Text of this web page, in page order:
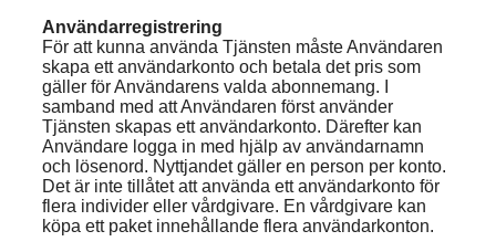
Användarregistrering
För att kunna använda Tjänsten måste Användaren
skapa ett användarkonto och betala det pris som
gäller för Användarens valda abonnemang. I
samband med att Användaren först använder
Tjänsten skapas ett användarkonto. Därefter kan
Användare logga in med hjälp av användarnamn
och lösenord. Nyttjandet gäller en person per konto.
Det är inte tillåtet att använda ett användarkonto för
flera individer eller vårdgivare. En vårdgivare kan
köpa ett paket innehållande flera användarkonton.